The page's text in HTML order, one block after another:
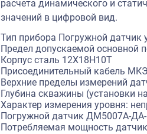
расчета динамического и
значений в цифровой вид.
Тип прибора Погружной датчик
Предел допускаемой основной
Корпус сталь 12Х18Н10Т
Присоединительный кабель
Верхние пределы измерений
Глубина скважины (установки
Характер измерения уровня:
Погружной датчик ДМ5007А-
Потребляемая мощность